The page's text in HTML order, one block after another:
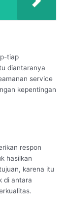
tiap
diantaranya
service
kepentingan
respon
hasilkan
karena itu
di antara